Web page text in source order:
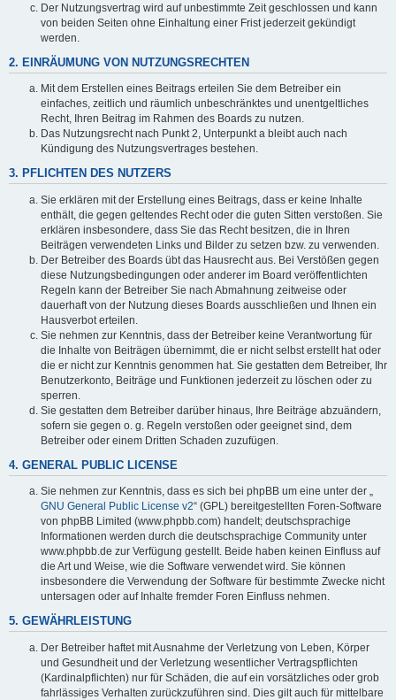
Der Nutzungsvertrag wird auf unbestimmte Zeit geschlossen und kann
von beiden Seiten ohne Einhaltung einer Frist jederzeit gekündigt
werden.
2. EINRÄUMUNG VON NUTZUNGSRECHTEN
Mit dem Erstellen eines Beitrags erteilen Sie dem Betreiber ein
einfaches, zeitlich und räumlich unbeschränktes und unentgeltliches
Recht, Ihren Beitrag im Rahmen des Boards zu nutzen.
Das Nutzungsrecht nach Punkt 2, Unterpunkt a bleibt auch nach
Kündigung des Nutzungsvertrages bestehen.
3. PFLICHTEN DES NUTZERS
Sie erklären mit der Erstellung eines Beitrags, dass er keine Inhalte
enthält, die gegen geltendes Recht oder die guten Sitten verstoßen. Sie
erklären insbesondere, dass Sie das Recht besitzen, die in Ihren
Beiträgen verwendeten Links und Bilder zu setzen bzw. zu verwenden.
Der Betreiber des Boards übt das Hausrecht aus. Bei Verstößen gegen
diese Nutzungsbedingungen oder anderer im Board veröffentlichten
Regeln kann der Betreiber Sie nach Abmahnung zeitweise oder
dauerhaft von der Nutzung dieses Boards ausschließen und Ihnen ein
Hausverbot erteilen.
Sie nehmen zur Kenntnis, dass der Betreiber keine Verantwortung für
die Inhalte von Beiträgen übernimmt, die er nicht selbst erstellt hat oder
die er nicht zur Kenntnis genommen hat. Sie gestatten dem Betreiber, Ihr
Benutzerkonto, Beiträge und Funktionen jederzeit zu löschen oder zu
sperren.
Sie gestatten dem Betreiber darüber hinaus, Ihre Beiträge abzuändern,
sofern sie gegen o. g. Regeln verstoßen oder geeignet sind, dem
Betreiber oder einem Dritten Schaden zuzufügen.
4. GENERAL PUBLIC LICENSE
Sie nehmen zur Kenntnis, dass es sich bei phpBB um eine unter der „
GNU General Public License v2“ (GPL) bereitgestellten Foren-Software
von phpBB Limited (www.phpbb.com) handelt; deutschsprachige
Informationen werden durch die deutschsprachige Community unter
www.phpbb.de zur Verfügung gestellt. Beide haben keinen Einfluss auf
die Art und Weise, wie die Software verwendet wird. Sie können
insbesondere die Verwendung der Software für bestimmte Zwecke nicht
untersagen oder auf Inhalte fremder Foren Einfluss nehmen.
5. GEWÄHRLEISTUNG
Der Betreiber haftet mit Ausnahme der Verletzung von Leben, Körper
und Gesundheit und der Verletzung wesentlicher Vertragspflichten
(Kardinalpflichten) nur für Schäden, die auf ein vorsätzliches oder grob
fahrlässiges Verhalten zurückzuführen sind. Dies gilt auch für mittelbare